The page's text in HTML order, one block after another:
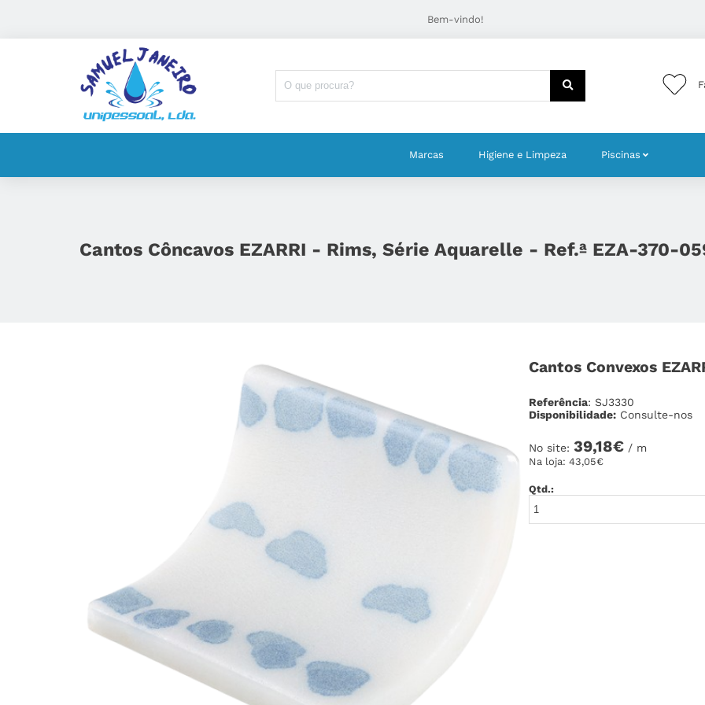
Bem-vindo!
Marcas Higiene e Limpeza Piscinas
Cantos Côncavos EZARRI - Rims, Série Aquarelle - Ref.ª EZA-370-
Cantos Convexos
Referência: SJ3330
Disponibilidade: Consulte-nos
No site: 39,18€/ m
Na loja: 43,05€
Qtd.: